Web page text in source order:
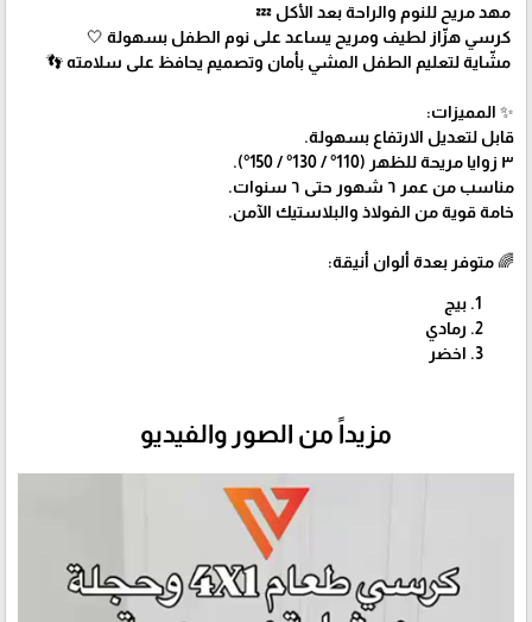
مهد مريح للنوم والراحة بعد الأكل 💤
كرسي هزّاز لطيف ومريح يساعد على نوم الطفل بسهولة 🤍
مشّاية لتعليم الطفل المشي بأمان وتصميم يحافظ على سلامته 👣
✨ المميزات:
قابل لتعديل الارتفاع بسهولة.
٣ زوايا مريحة للظهر (110° / 130° / 150°).
مناسب من عمر ٦ شهور حتى ٦ سنوات.
خامة قوية من الفولاذ والبلاستيك الآمن.
🌈 متوفر بعدة ألوان أنيقة:
بيج
رمادي
اخضر
مزيداً من الصور والفيديو